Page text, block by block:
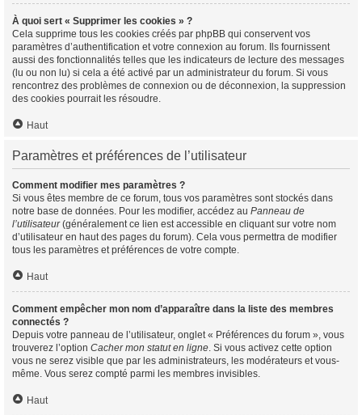
À quoi sert « Supprimer les cookies » ?
Cela supprime tous les cookies créés par phpBB qui conservent vos
paramètres d’authentification et votre connexion au forum. Ils fournissent
aussi des fonctionnalités telles que les indicateurs de lecture des messages
(lu ou non lu) si cela a été activé par un administrateur du forum. Si vous
rencontrez des problèmes de connexion ou de déconnexion, la suppression
des cookies pourrait les résoudre.
Haut
Paramètres et préférences de l’utilisateur
Comment modifier mes paramètres ?
Si vous êtes membre de ce forum, tous vos paramètres sont stockés dans
notre base de données. Pour les modifier, accédez au Panneau de
l’utilisateur(généralement ce lien est accessible en cliquant sur votre nom
d’utilisateur en haut des pages du forum). Cela vous permettra de modifier
tous les paramètres et préférences de votre compte.
Haut
Comment empêcher mon nom d’apparaître dans la liste des membres
connectés ?
Depuis votre panneau de l’utilisateur, onglet « Préférences du forum », vous
trouverez l’option Cacher mon statut en ligne. Si vous activez cette option
vous ne serez visible que par les administrateurs, les modérateurs et vous-
même. Vous serez compté parmi les membres invisibles.
Haut